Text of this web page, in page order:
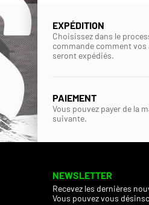
EXPÉDITION
Choisissez dans le
commande comment vos
seront expédiés.
PAIEMENT
Vous pouvez payer de la
suivante.
NEWSLETTER
Recevez les dernières
Vous pouvez vous